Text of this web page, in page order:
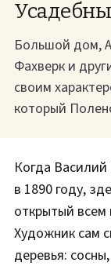
Большой дом,
Фахверк и
своим
который
Когда
в 1890 году,
открытый всем
Художник сам
деревья: